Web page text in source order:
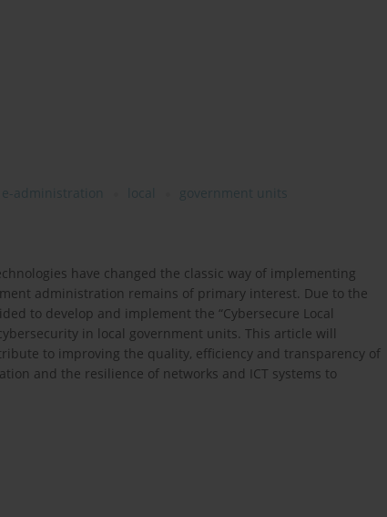
e-administration local government units
have changed the classic way of implementing
administration remains of primary interest. Due to the
to develop and implement the “Cybersecure Local
in local government units. This article will
to improving the quality, efficiency and transparency of
and the resilience of networks and ICT systems to